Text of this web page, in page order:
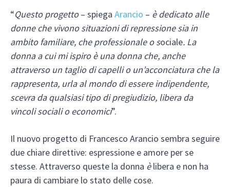
“Questo progetto– spiega Arancio – è dedicato alle
donne che vivono situazioni di repressione sia in
ambito familiare, che professionale o sociale. La
donna a cui mi ispiro è una donna che, anche
attraverso un taglio di capelli o un’acconciatura che la
rappresenta, urla al mondo di essere indipendente,
scevra da qualsiasi tipo di pregiudizio, libera da
vincoli sociali o economici”.
Il nuovo progetto di Francesco Arancio sembra seguire
due chiare direttive: espressione e amore per se
stesse. Attraverso queste la donna èlibera e non ha
paura di cambiare lo stato delle cose.